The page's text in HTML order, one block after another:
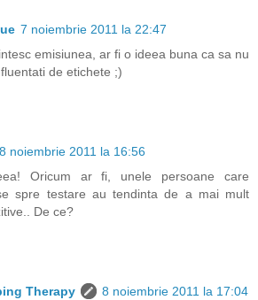
7 noiembrie 2011 la 22:47
emisiunea, ar fi o ideea buna ca sa nu
de etichete ;)
8 noiembrie 2011 la 16:56
Oricum ar fi, unele persoane care
spre testare au tendinta de a mai mult
De ce?
Therapy
8 noiembrie 2011 la 17:04